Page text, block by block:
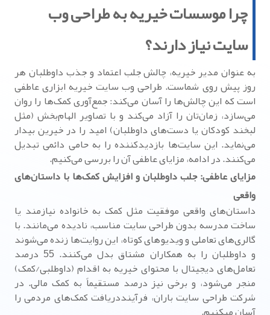
چرا موسسات خیریه به طراحی وب
سایت نیاز دارند؟
به عنوان مدیر خیریه، چالش جلب اعتماد و جذب داوطلبان هر
روز پیش روی شماست. طراحی وب سایت خیریه ابزاری عاطفی
است که این چالش‌ها را آسان می‌کند: جمع‌آوری کمک‌ها را روان
می‌سازد، زمان‌تان را آزاد می‌کند و با تصاویر الهام‌بخش (مثل
لبخند کودکان یا دست‌های داوطلبان) امید را در خیرین بیدار
می‌نماید. این سایت‌ها بازدیدکننده را به حامی دائمی تبدیل
می‌کنند. در ادامه، مزایای عاطفی آن را بررسی می‌کنیم.
مزایای عاطفی: جلب داوطلبان و افزایش کمک‌ها با داستان‌های
واقعی
داستان‌های واقعی موفقیت مثل کمک به خانواده نیازمند یا
ساخت مدرسه بدون طراحی سایت مناسب، نادیده می‌مانند. با
گالری‌های تعاملی و ویدیوهای کوتاه، این روایت‌ها زنده می‌شوند
و داوطلبان را به همکاران مشتاق بدل می‌کنند. 55 درصد
تعامل‌های دیجیتال با محتوای خیریه به اقدام (داوطلبی/کمک)
منجر می‌شود، و برخی نیز درصد مستقیماً به کمک مالی. در
شرکت طراحی سایت باران، فرآینددریافت کمک‌های مردمی را